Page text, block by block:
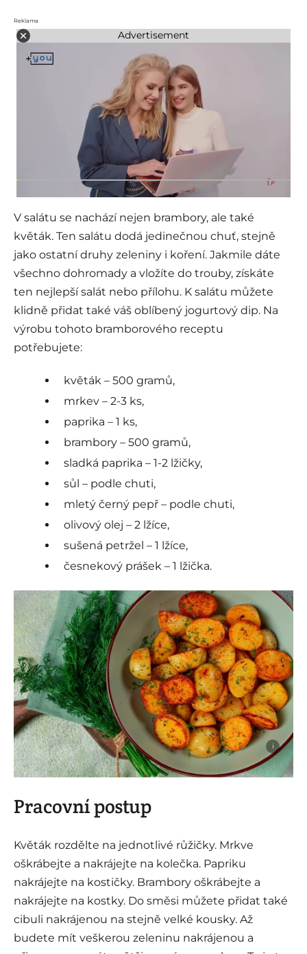
Reklama
Advertisement
V salátu se nachází nejen brambory, ale také
květák. Ten salátu dodá jedinečnou chuť, stejně
jako ostatní druhy zeleniny i koření. Jakmile dáte
všechno dohromady a vložíte do trouby, získáte
ten nejlepší salát nebo přílohu. K salátu můžete
klidně přidat také váš oblíbený jogurtový dip. Na
výrobu tohoto bramborového receptu
potřebujete:
květák – 500 gramů,
mrkev – 2-3 ks,
paprika – 1 ks,
brambory – 500 gramů,
sladká paprika – 1-2 lžičky,
sůl – podle chuti,
mletý černý pepř – podle chuti,
olivový olej – 2 lžíce,
sušená petržel – 1 lžíce,
česnekový prášek – 1 lžička.
i
Pracovní postup
Květák rozdělte na jednotlivé růžičky. Mrkve
oškrábejte a nakrájejte na kolečka. Papriku
nakrájejte na kostičky. Brambory oškrábejte a
nakrájejte na kostky. Do směsi můžete přidat také
cibuli nakrájenou na stejně velké kousky. Až
budete mít veškerou zeleninu nakrájenou a